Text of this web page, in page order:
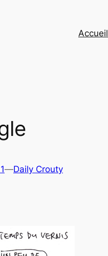
Accueil
—Daily Crouty